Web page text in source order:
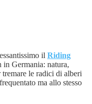
il Riding
in Germania: natura,
tremare le radici di alberi
ma allo stesso